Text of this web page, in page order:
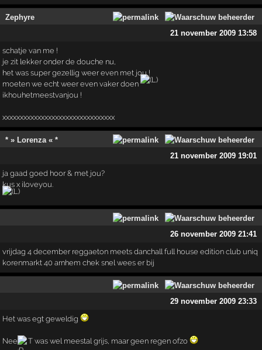
Zephyre
21 november 2009 13:58
schatje van me !
je zit lekker onder de douche nu,
het was super gezellig weer even met jou !
moeten we echt weer even vaker doen
ikhouhetmeestvanjou !
xxxxxxxxxxxxxxxxxxxxxxxxxxxxxxxx
* » Lorenza « *
21 november 2009 19:01
ja gaad goed hoor & met jou?
kus x iloveyou.
26 november 2009 21:41
vrijdag 4 december reggaeton meets danchall full house edition club uniq
korenmarkt 40 arnhem chek snel wees er bij
29 november 2009 23:33
Het was egt geweldig
Nee T was wel meestal grijs, maar geen regen ofzo